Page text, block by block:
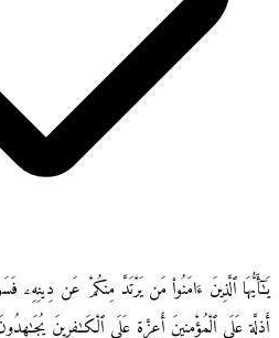
يَـٰٓأَيُّهَا ٱلَّذِينَ ءَامَنُوا۟ مَن يَرْتَدَّ مِنكُمْ عَن دِينِهِۦ
أَذِلَّةٍ عَلَى ٱلْمُؤْمِنِينَ أَعِزَّةٍ عَلَى ٱلْكَـٰفِرِينَ